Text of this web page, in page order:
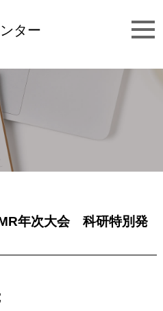
ター
報告
年次大会 科研特別発